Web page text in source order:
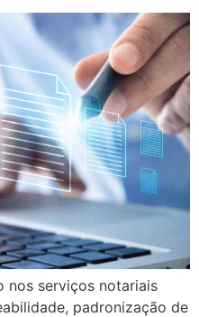
nos serviços notariais
padronização de